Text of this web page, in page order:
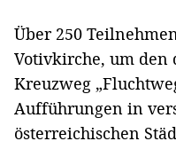
Über 250
Votivkirche, um den
Kreuzweg
Aufführungen in
österreichischen